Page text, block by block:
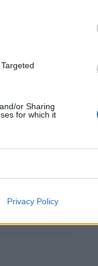
or Sharing
for which it
Privacy Policy